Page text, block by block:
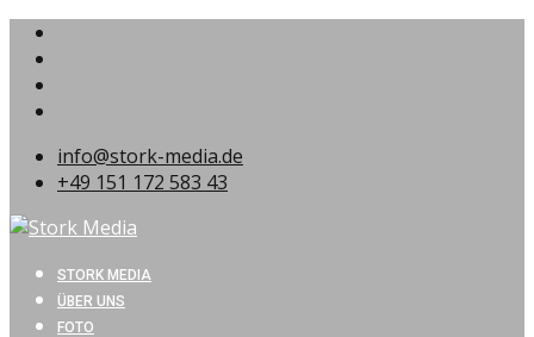
info@stork-media.de
+49 151 172 583 43
STORK MEDIA
ÜBER UNS
FOTO